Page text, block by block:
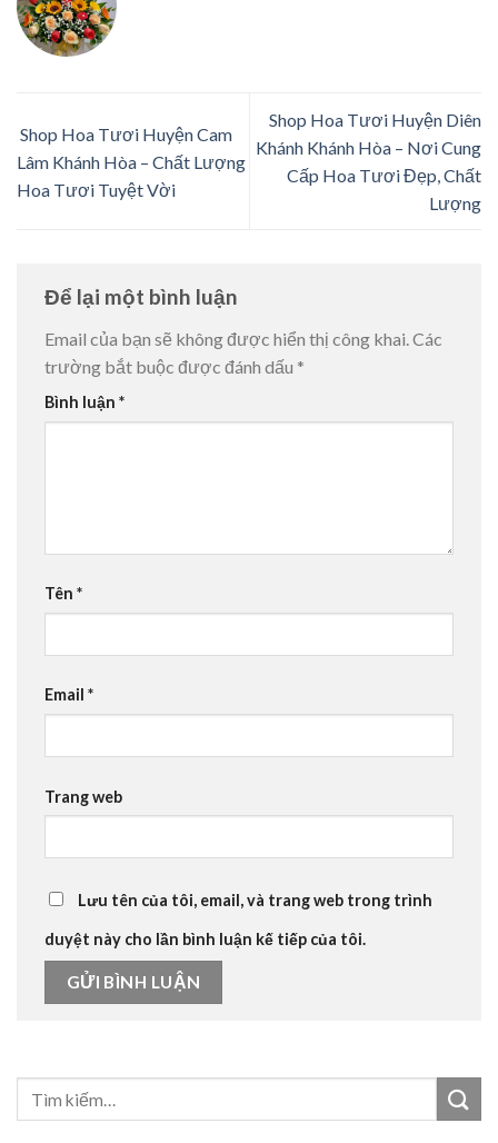
Shop Hoa Tươi Huyện Cam
Lâm Khánh Hòa – Chất Lượng
Hoa Tươi Tuyệt Vời
Shop Hoa Tươi Huyện Diên
Khánh Khánh Hòa – Nơi Cung
Cấp Hoa Tươi Đẹp, Chất
Lượng
Để lại một bình luận
Email của bạn sẽ không được hiển thị công khai.Các
trường bắt buộc được đánh dấu *
Bình luận *
Tên *
Email *
Trang web
Lưu tên của tôi, email, và trang web trong trình
duyệt này cho lần bình luận kế tiếp của tôi.